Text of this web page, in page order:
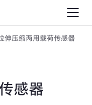
伸压缩两用载荷传感器
感器